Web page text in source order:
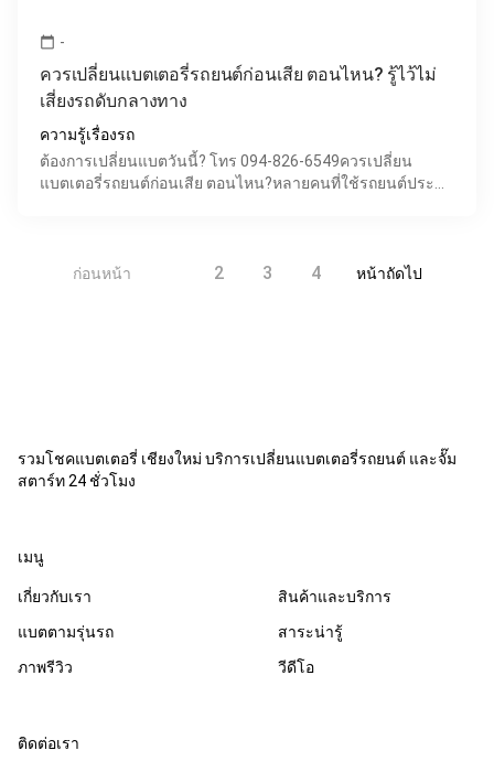
calendar_today -
ควรเปลี่ยนแบตเตอรี่รถยนต์ก่อนเสีย ตอนไหน? รู้ไว้ไม่
เสี่ยงรถดับกลางทาง
ความรู้เรื่องรถ
ต้องการเปลี่ยนแบตวันนี้? โทร 094-826-6549ควรเปลี่ยน
แบตเตอรี่รถยนต์ก่อนเสีย ตอนไหน?หลายคนที่ใช้รถยนต์ประจำ
ก่อนหน้า 2 3 4 หน้าถัดไป
รวมโชคแบตเตอรี่ เชียงใหม่ บริการเปลี่ยนแบตเตอรี่รถยนต์ และจั๊ม
สตาร์ท 24 ชั่วโมง
เมนู
เกี่ยวกับเรา
สินค้าและบริการ
แบตตามรุ่นรถ
สาระน่ารู้
ภาพรีวิว
วีดีโอ
ติดต่อเรา